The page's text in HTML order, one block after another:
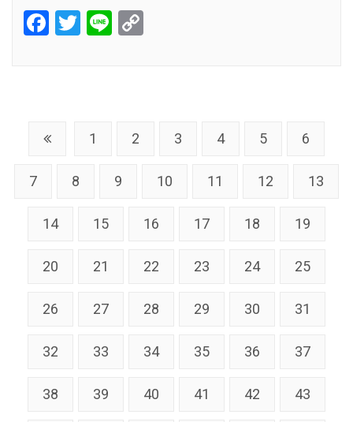
Facebook
Twitter
Line
1 2 3 4 5 6
7 8 9 10 11 12 13
14 15 16 17 18 19
20 21 22 23 24 25
26 27 28 29 30 31
32 33 34 35 36 37
38 39 40 41 42 43